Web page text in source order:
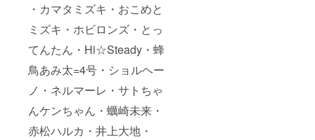
・カマタミズキ・おこめと
ミズキ・ホビロンズ・とっ
てんたん・Hi☆Steady・蜂
鳥あみ太=4号・ショルヘー
ノ・ネルマーレ・サトちゃ
んケンちゃん・蠣崎未来・
赤松ハルカ・井上大地・